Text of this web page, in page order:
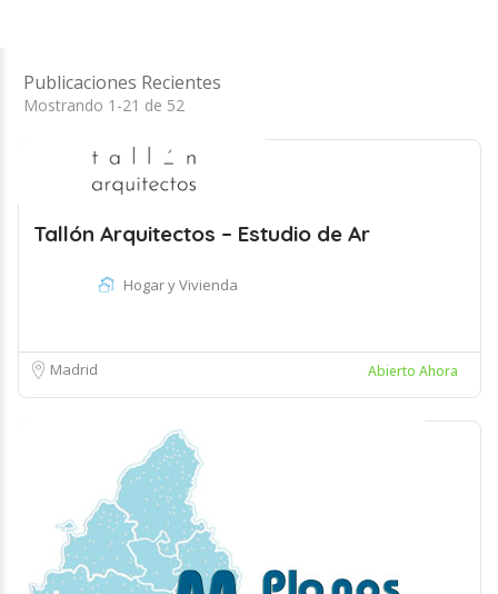
Publicaciones Recientes
Mostrando 1-21 de 52
Tallón Arquitectos – Estudio de Ar
Hogar y Vivienda
Madrid Abierto Ahora